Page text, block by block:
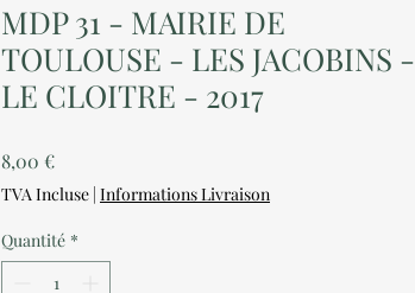
MDP 31 - MAIRIE DE
TOULOUSE - LES JACOBINS -
LE CLOITRE - 2017
8,00 €Prix
TVA Incluse | Informations Livraison
Quantité *